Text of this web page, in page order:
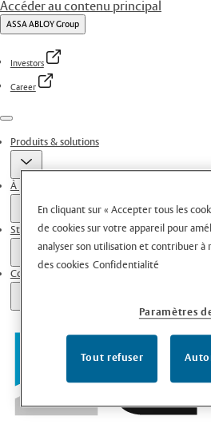
Accéder au contenu principal
ASSA ABLOY Group
Investors
Career
Menu
Produits & solutions
À propos de nous
Stories
Contacts
En cliquant sur « Accepter tous les
de cookies sur votre appareil pour
analyser son utilisation et contribuer
des cookies Confidentialité
Paramètres
Tout refuser